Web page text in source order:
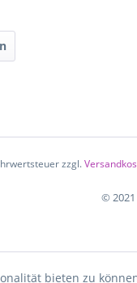
zzgl.
©
bieten zu